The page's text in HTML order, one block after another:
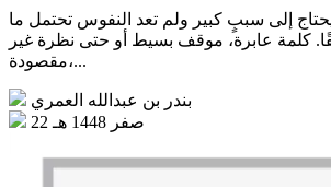
إلى سببٍ كبير ولم تعد النفوس تحتمل ما
كلمة عابرة، موقف بسيط أو حتى نظرة غير
مقصودة،...
بندر بن عبدالله العمري
22 صفر 1448 هـ